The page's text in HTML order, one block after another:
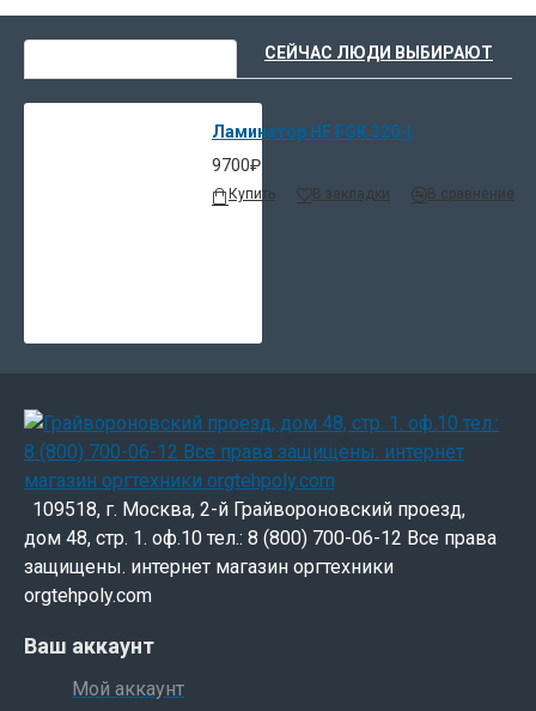
СЕЙЧАС ЛЮДИ ВЫБИРАЮТ
Ламинатор HF FGK 320-I
9700₽
Купить В закладки В сравнение
109518, г. Москва, 2-й Грайвороновский проезд,
дом 48, стр. 1. оф.10 тел.: 8 (800) 700-06-12 Все права
защищены. интернет магазин оргтехники
orgtehpoly.com
Ваш аккаунт
Мой аккаунт